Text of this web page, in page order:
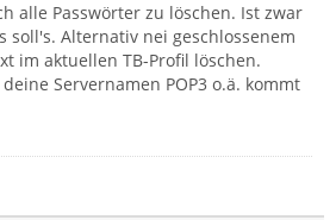
alle Passwörter zu löschen. Ist zwar
soll's. Alternativ nei geschlossenem
im aktuellen TB-Profil löschen.
Servernamen POP3 o.ä. kommt